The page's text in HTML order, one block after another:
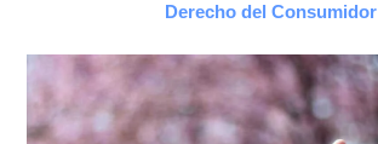
Derecho del Consumidor